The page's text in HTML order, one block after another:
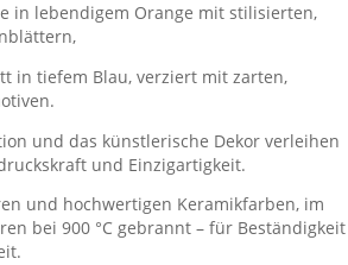
in lebendigem Orange mit stilisierten,
in tiefem Blau, verziert mit zarten,
und das künstlerische Dekor verleihen
und Einzigartigkeit.
und hochwertigen Keramikfarben, im
bei 900 °C gebrannt – für Beständigkeit